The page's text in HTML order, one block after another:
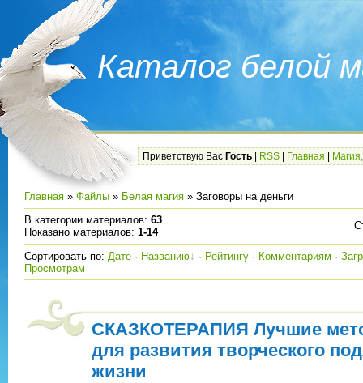
Каталог белой
Приветствую Вас Гость RSS Главная
Главная » Файлы » Белая магия » Заговоры на деньги
В категории материалов: 63
Показано материалов: 1-14
Сортировать по: Дате · Названию · Рейтингу · Комментариям ·
Просмотрам
СКАЗКОТЕРАПИЯ Лучшие
для развития творческого
жизни